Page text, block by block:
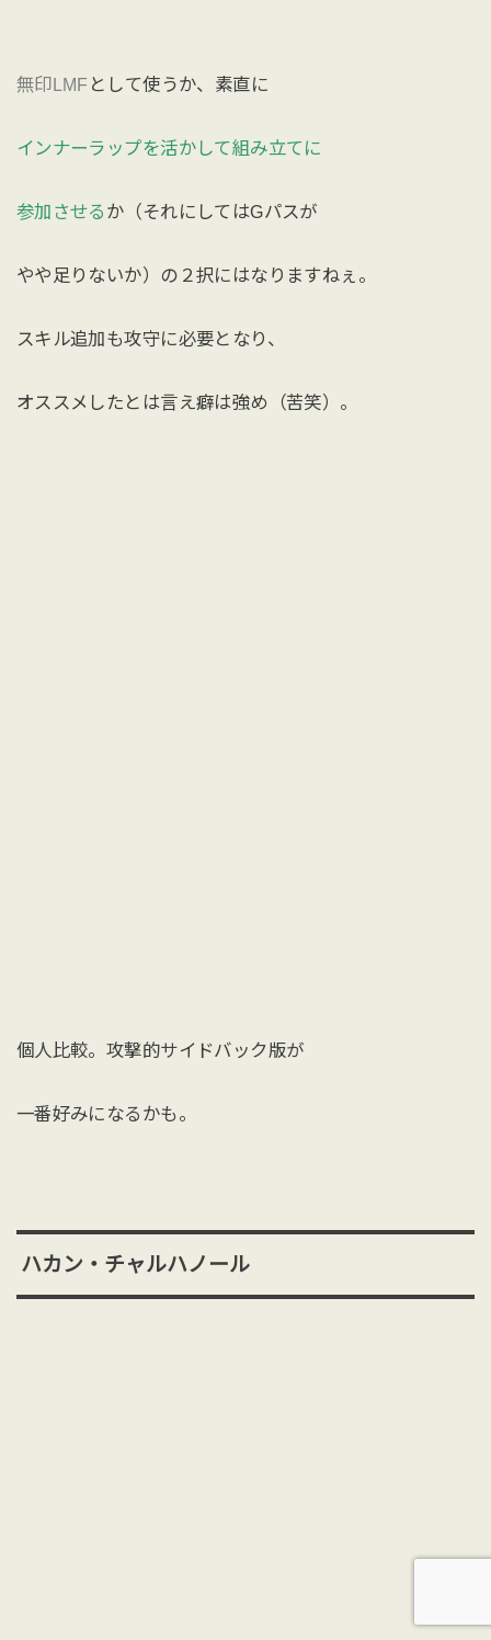
無印LMF として使うか、素直に
インナーラップを活かして組み立てに
参加させる か（それにしてはGパスが
やや足りないか）の２択にはなりますねぇ。
スキル追加も攻守に必要となり、
オススメしたとは言え癖は強め（苦笑）。
個人比較。攻撃的サイドバック版が
一番好みになるかも。
ハカン・チャルハノール